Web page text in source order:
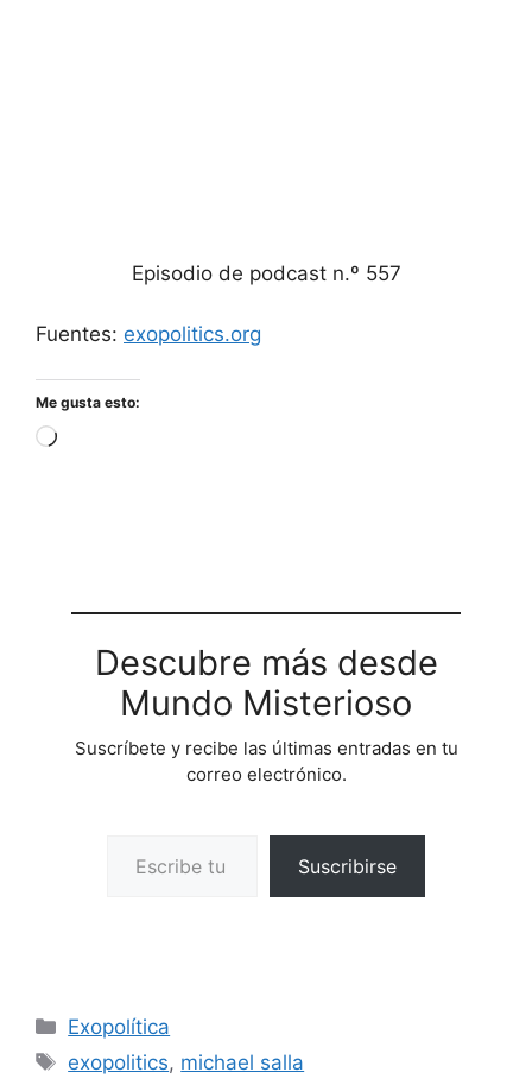
Episodio de podcast n.º 557
Fuentes: exopolitics.org
Me gusta esto:
Cargando...
Descubre más desde
Mundo Misterioso
Suscríbete y recibe las últimas entradas en tu
correo electrónico.
Suscribirse
Categorías
Exopolítica
Etiquetas
exopolitics, michael salla